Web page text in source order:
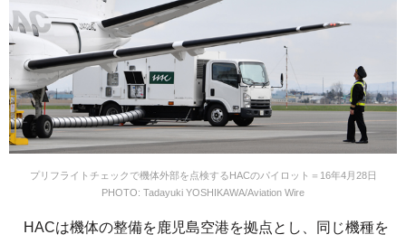
プリフライトチェックで機体外部を点検するHACのパイロット＝16年4月28日
PHOTO: Tadayuki YOSHIKAWA/Aviation Wire
HACは機体の整備を鹿児島空港を拠点とし、同じ機種を